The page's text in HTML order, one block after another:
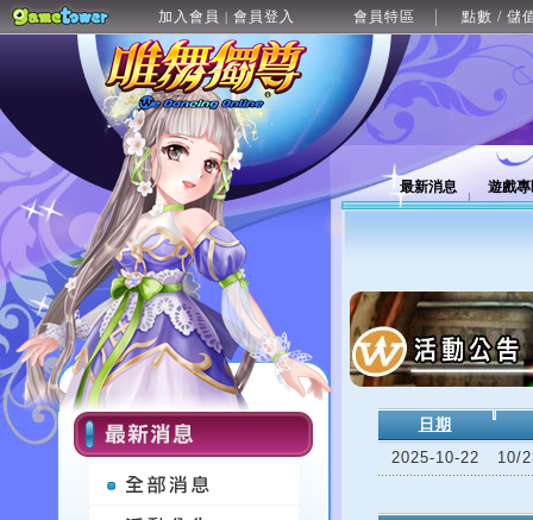
加入會員 | 會員登入 會員特區 點數 / 儲
最新消息 遊戲
日期
2025-10-22
10/